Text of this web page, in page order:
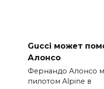
Gucci может
Алонсо
Фернандо Алонсо
пилотом Alpine в